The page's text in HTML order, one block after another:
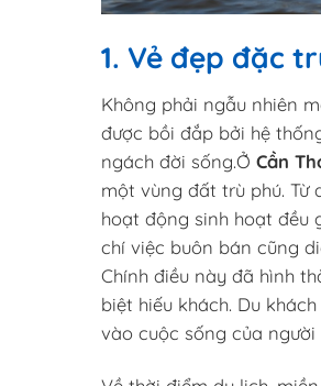
1. Vẻ đẹp đặc
Không phải ngẫu nhiên
được bồi đắp bởi hệ
ngách đời sống.Ở Cần
một vùng đất trù phú.
hoạt động sinh hoạt đều
chí việc buôn bán cũng
Chính điều này đã hình
biệt hiếu khách. Du
vào cuộc sống của người